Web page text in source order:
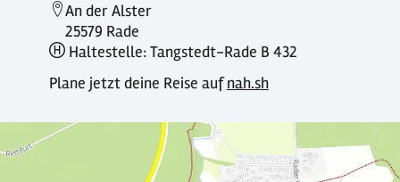
An der Alster
25579 Rade
Haltestelle: Tangstedt-Rade B 432
Plane jetzt deine Reise aufnah.sh